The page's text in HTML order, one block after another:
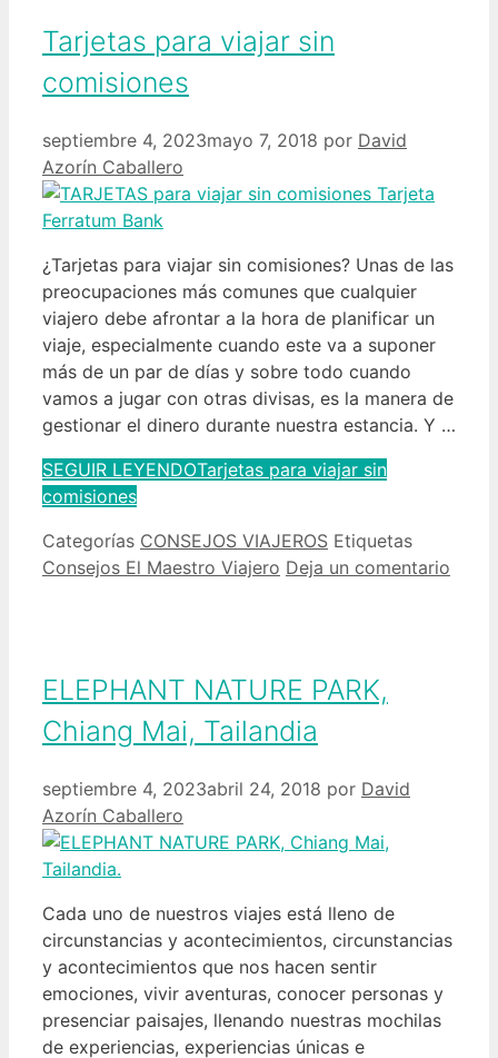
Tarjetas para viajar sin
comisiones
septiembre 4, 2023mayo 7, 2018 por David
Azorín Caballero
¿Tarjetas para viajar sin comisiones? Unas de las
preocupaciones más comunes que cualquier
viajero debe afrontar a la hora de planificar un
viaje, especialmente cuando este va a suponer
más de un par de días y sobre todo cuando
vamos a jugar con otras divisas, es la manera de
gestionar el dinero durante nuestra estancia. Y …
SEGUIR LEYENDOTarjetas para viajar sin
comisiones
Categorías CONSEJOS VIAJEROS Etiquetas
Consejos El Maestro Viajero Deja un comentario
ELEPHANT NATURE PARK,
Chiang Mai, Tailandia
septiembre 4, 2023abril 24, 2018 por David
Azorín Caballero
Cada uno de nuestros viajes está lleno de
circunstancias y acontecimientos, circunstancias
y acontecimientos que nos hacen sentir
emociones, vivir aventuras, conocer personas y
presenciar paisajes, llenando nuestras mochilas
de experiencias, experiencias únicas e